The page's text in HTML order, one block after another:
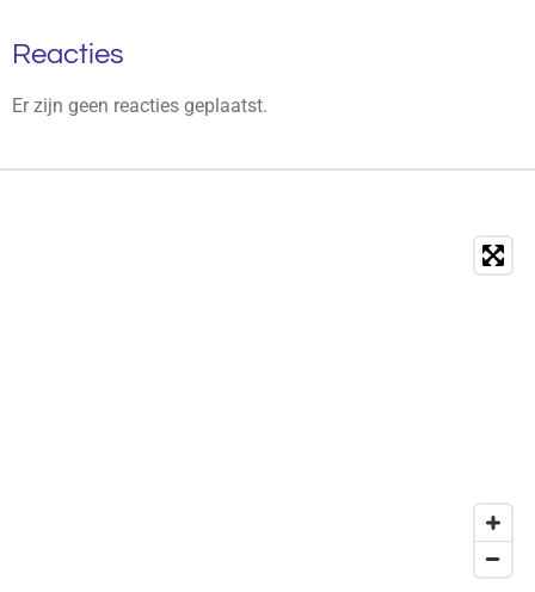
Reacties
Er zijn geen reacties geplaatst.